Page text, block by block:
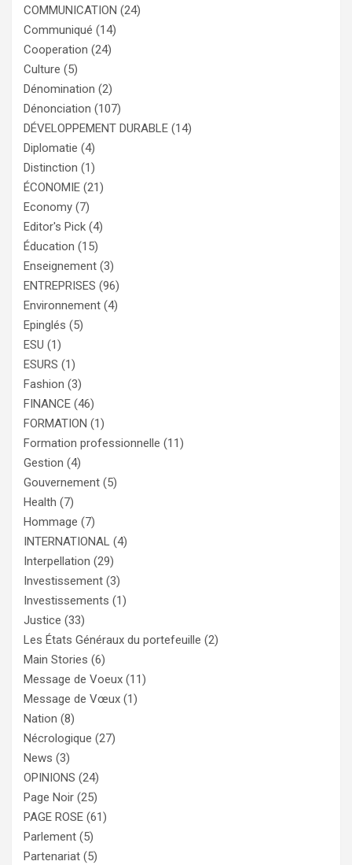
COMMUNICATION (24)
Communiqué (14)
Cooperation (24)
Culture (5)
Dénomination (2)
Dénonciation (107)
DÉVELOPPEMENT DURABLE (14)
Diplomatie (4)
Distinction (1)
ÉCONOMIE (21)
Economy (7)
Editor's Pick (4)
Éducation (15)
Enseignement (3)
ENTREPRISES (96)
Environnement (4)
Epinglés (5)
ESU (1)
ESURS (1)
Fashion (3)
FINANCE (46)
FORMATION (1)
Formation professionnelle (11)
Gestion (4)
Gouvernement (5)
Health (7)
Hommage (7)
INTERNATIONAL (4)
Interpellation (29)
Investissement (3)
Investissements (1)
Justice (33)
Les États Généraux du portefeuille (2)
Main Stories (6)
Message de Voeux (11)
Message de Vœux (1)
Nation (8)
Nécrologique (27)
News (3)
OPINIONS (24)
Page Noir (25)
PAGE ROSE (61)
Parlement (5)
Partenariat (5)